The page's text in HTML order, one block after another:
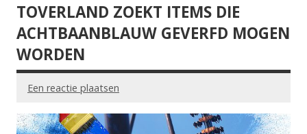
TOVERLAND ZOEKT ITEMS DIE
ACHTBAANBLAUW GEVERFD MOGEN
WORDEN
Een reactie plaatsen